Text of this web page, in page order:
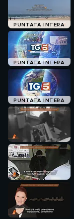
PUNTATA INTERA
PUNTATA INTERA
PUNTATA INTERA